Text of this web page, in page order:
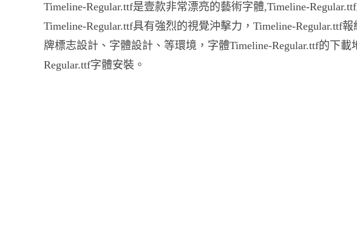
Timeline-Regular.ttf是壹款非常漂亮的藝術字體,Timeline-
Timeline-Regular.ttf具有強烈的視覺沖擊力，Timeline-Regular.ttf
牌標志設計、字體設計、等環境，字體Timeline-Regular.ttf的下
Regular.ttf字體安裝。